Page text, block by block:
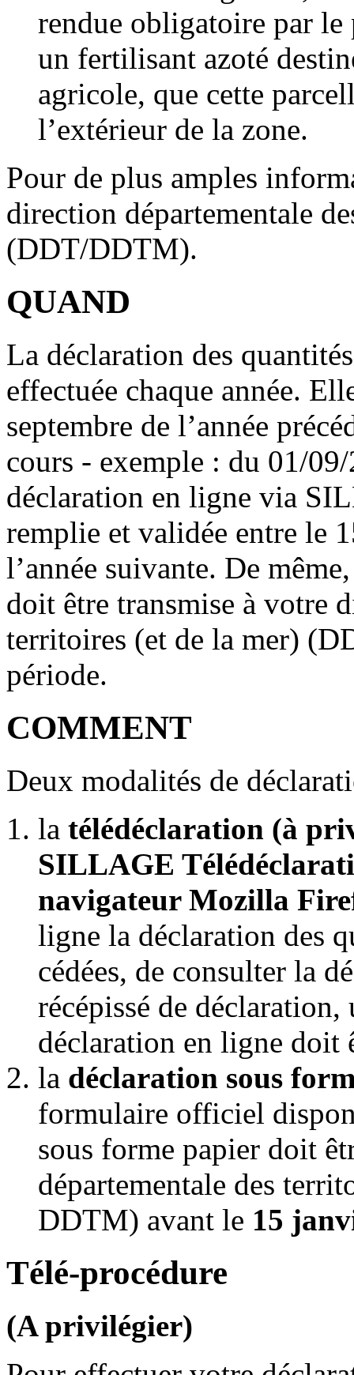
rendue obligatoire par le
un fertilisant azoté
agricole, que cette
l’extérieur de la zone.
Pour de plus amples
direction départementale
(DDT/DDTM).
QUAND
La déclaration des
effectuée chaque année.
septembre de l’année
cours - exemple : du 01/
déclaration en ligne via
remplie et validée entre le
l’année suivante. De
doit être transmise à votre
territoires (et de la mer)
période.
COMMENT
Deux modalités de
la télédéclaration (à
SILLAGE
navigateur Mozilla
ligne la déclaration des
cédées, de consulter la
récépissé de
déclaration en ligne doit
la déclaration sous
formulaire officiel
sous forme papier doit
départementale des
DDTM) avant le 15
Télé-procédure
(A privilégier)